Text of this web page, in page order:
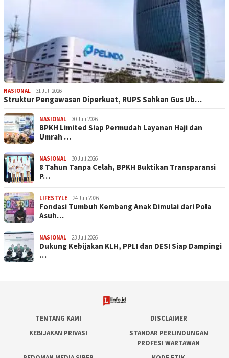
NASIONAL 31 Juli 2026
​Struktur Pengawasan Diperkuat, RUPS Sahkan Gus Ub…
NASIONAL 30 Juli 2026
BPKH Limited Siap Permudah Layanan Haji dan
Umrah …
NASIONAL 30 Juli 2026
​8 Tahun Tanpa Celah, BPKH Buktikan Transparansi
P…
LIFESTYLE 24 Juli 2026
Fondasi Tumbuh Kembang Anak Dimulai dari Pola
Asuh…
NASIONAL 23 Juli 2026
Dukung Kebijakan KLH, PPLI dan DESI Siap Dampingi
…
TENTANG KAMI
DISCLAIMER
KEBIJAKAN PRIVASI
STANDAR PERLINDUNGAN
PROFESI WARTAWAN